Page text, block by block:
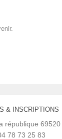
& INSCRIPTIONS
république 69520
78 73 25 83